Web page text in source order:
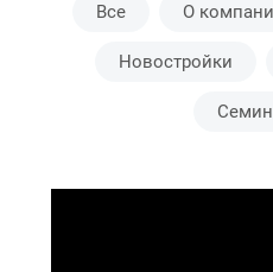
Все О
Новостройки